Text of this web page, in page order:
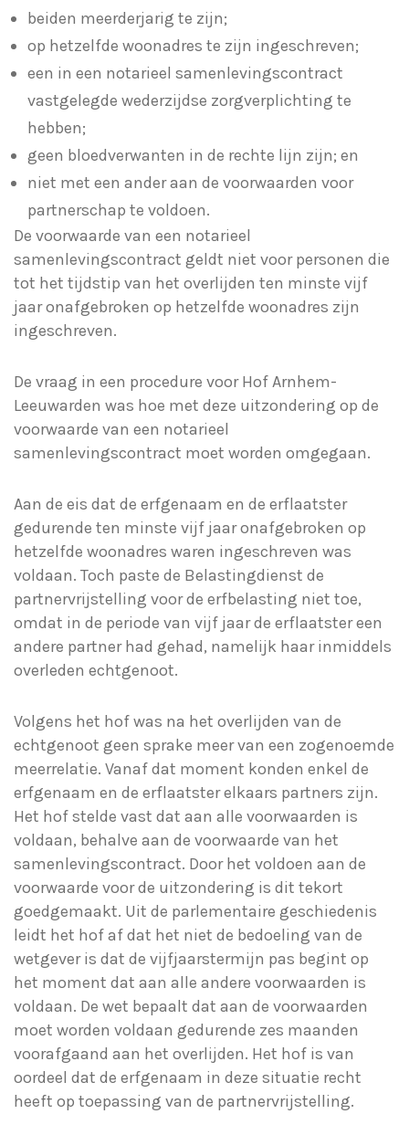
beiden meerderjarig te zijn;
op hetzelfde woonadres te zijn ingeschreven;
een in een notarieel samenlevingscontract
vastgelegde wederzijdse zorgverplichting te
hebben;
geen bloedverwanten in de rechte lijn zijn; en
niet met een ander aan de voorwaarden voor
partnerschap te voldoen.
De voorwaarde van een notarieel
samenlevingscontract geldt niet voor personen die
tot het tijdstip van het overlijden ten minste vijf
jaar onafgebroken op hetzelfde woonadres zijn
ingeschreven.
De vraag in een procedure voor Hof Arnhem-
Leeuwarden was hoe met deze uitzondering op de
voorwaarde van een notarieel
samenlevingscontract moet worden omgegaan.
Aan de eis dat de erfgenaam en de erflaatster
gedurende ten minste vijf jaar onafgebroken op
hetzelfde woonadres waren ingeschreven was
voldaan. Toch paste de Belastingdienst de
partnervrijstelling voor de erfbelasting niet toe,
omdat in de periode van vijf jaar de erflaatster een
andere partner had gehad, namelijk haar inmiddels
overleden echtgenoot.
Volgens het hof was na het overlijden van de
echtgenoot geen sprake meer van een zogenoemde
meerrelatie. Vanaf dat moment konden enkel de
erfgenaam en de erflaatster elkaars partners zijn.
Het hof stelde vast dat aan alle voorwaarden is
voldaan, behalve aan de voorwaarde van het
samenlevingscontract. Door het voldoen aan de
voorwaarde voor de uitzondering is dit tekort
goedgemaakt. Uit de parlementaire geschiedenis
leidt het hof af dat het niet de bedoeling van de
wetgever is dat de vijfjaarstermijn pas begint op
het moment dat aan alle andere voorwaarden is
voldaan. De wet bepaalt dat aan de voorwaarden
moet worden voldaan gedurende zes maanden
voorafgaand aan het overlijden. Het hof is van
oordeel dat de erfgenaam in deze situatie recht
heeft op toepassing van de partnervrijstelling.